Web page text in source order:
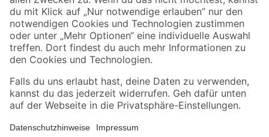
Jetzt die toom-App herunterladen
Alle Preisangaben in EUR inkl. gesetzl. MwSt.. Die dargestellten Angebote sind unter
Umständen nicht in allen Märkten verfügbar. Die angegebenen Verfügbarkeiten beziehen
Produkte nur solange der Vorrat reicht.
*Paketversand ab 59 € versandkostenfrei, gilt nicht für Artikel mit Speditionsversand, hier